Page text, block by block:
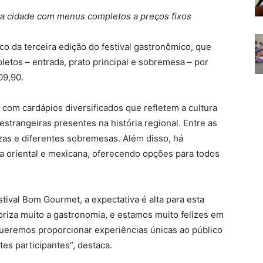
cidade com menus completos a preços fixos
da terceira edição do festival gastronômico, que
– entrada, prato principal e sobremesa – por
cardápios diversificados que refletem a cultura
presentes na história regional. Entre as
e diferentes sobremesas. Além disso, há
e mexicana, oferecendo opções para todos
Bom Gourmet, a expectativa é alta para esta
muito a gastronomia, e estamos muito felizes em
proporcionar experiências únicas ao público
participantes”, destaca.